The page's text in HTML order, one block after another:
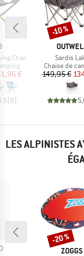
Chair
réduit
€
(8)
MARQUE
Article
Sardis
Product
Chaise de
Prix
149,95 €
Remise
-10 %
LES ALPINISTES
MARQUE
ZOGGS
Remise
-20 %